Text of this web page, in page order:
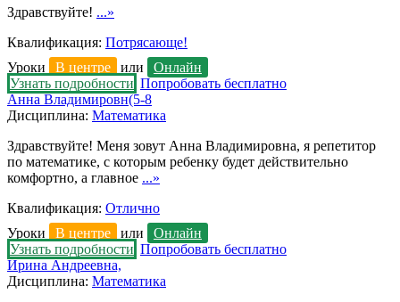
Здравствуйте! ...»
Квалификация: Потрясающе!
Уроки
В центре или
Онлайн
Узнать подробности Попробовать бесплатно
Анна Владимировн(5-8
Дисциплина: Математика
Здравствуйте! Меня зовут Анна Владимировна, я репетитор
по математике, с которым ребенку будет действительно
комфортно, а главное ...»
Квалификация: Отлично
Уроки
В центре или
Онлайн
Узнать подробности Попробовать бесплатно
Ирина Андреевна,
Дисциплина: Математика